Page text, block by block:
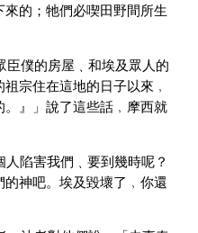
的；牠們必喫田野間所生
僕的房屋﹑和埃及眾人的
宗住在這地的日子以來﹐
』」說了這些話﹐摩西就
陷害我們﹑要到幾時呢？
神吧。埃及毀壞了﹐你還